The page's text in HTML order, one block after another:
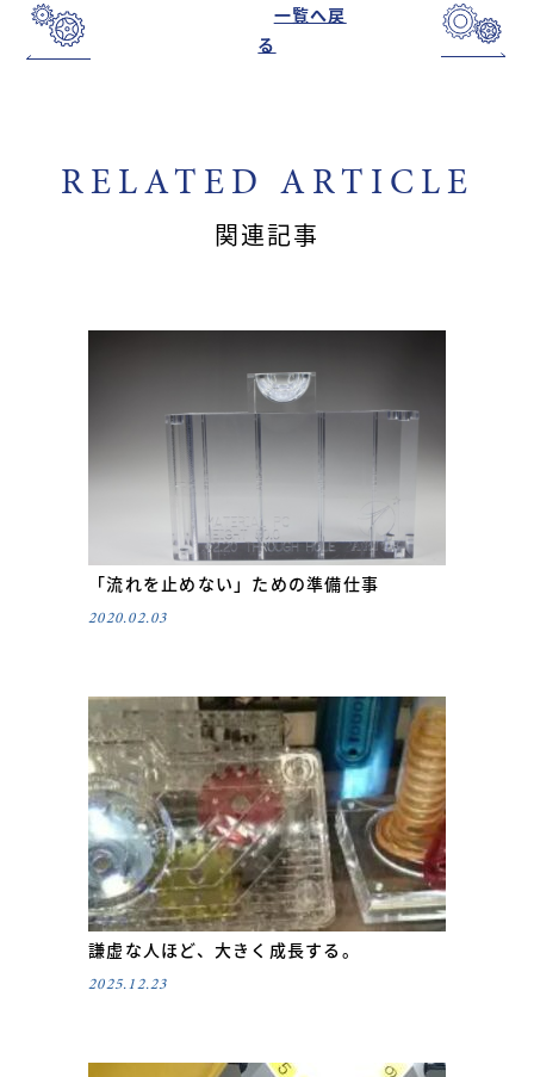
一覧へ戻
る
RELATED ARTICLE
関連記事
「流れを止めない」ための準備仕事
2020.02.03
謙虚な人ほど、大きく成長する。
2025.12.23